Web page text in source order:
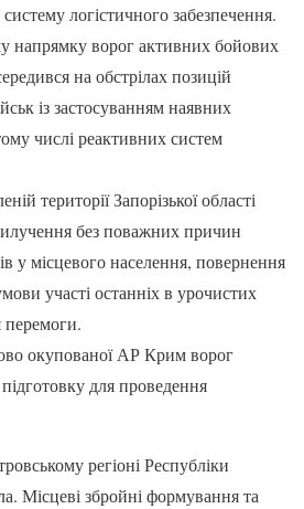
логістичного забезпечення.
напрямку ворог активних бойових
на обстрілах позицій
із застосуванням наявних
числі реактивних систем
території Запорізької області
без поважних причин
у місцевого населення, повернення
участі останніх в урочистих
перемоги.
окупованої АР Крим ворог
для проведення
регіоні Республіки
Місцеві збройні формування та